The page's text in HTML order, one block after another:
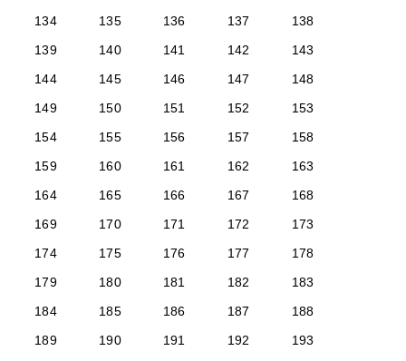
134
135 136 137
138
139
140 141 142
143
144
145 146 147
148
149
150 151 152
153
154
155 156 157
158
159
160 161 162
163
164
165 166 167
168
169
170 171 172
173
174
175 176 177
178
179
180 181 182
183
184
185 186 187
188
189
190 191 192
193